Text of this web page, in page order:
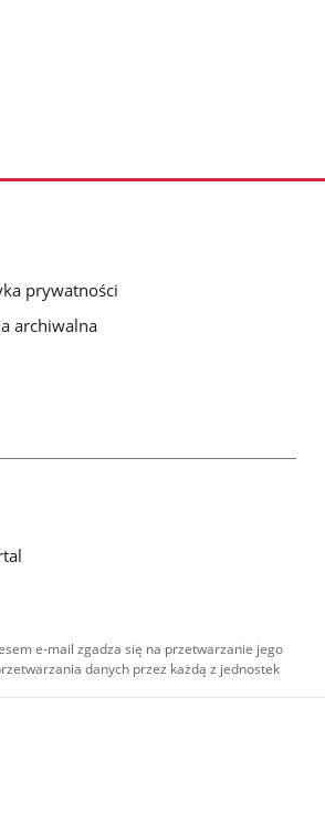
prywatności
archiwalna
e-mail zgadza się na przetwarzanie jego
danych przez każdą z jednostek